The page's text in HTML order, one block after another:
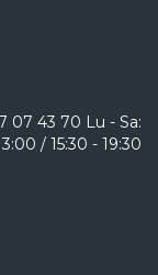
07 43 70 Lu - Sa:
/ 15:30 - 19:30